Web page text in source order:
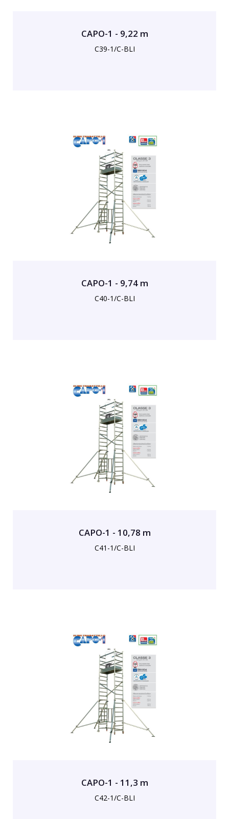
CAPO-1 - 9,22 m
C39-1/C-BLI
CAPO-1 - 9,74 m
C40-1/C-BLI
CAPO-1 - 10,78 m
C41-1/C-BLI
CAPO-1 - 11,3 m
C42-1/C-BLI